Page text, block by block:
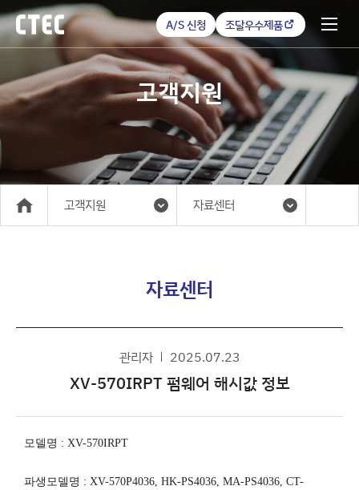
A/S 신청 조달우수제품
고객지원
메인 고객지원 자료센터
자료센터
관리자 2025.07.23
XV-570IRPT 펌웨어 해시값 정보
모델명 : XV-570IRPT
파생모델명 : XV-570P4036, HK-PS4036, MA-PS4036, CT-